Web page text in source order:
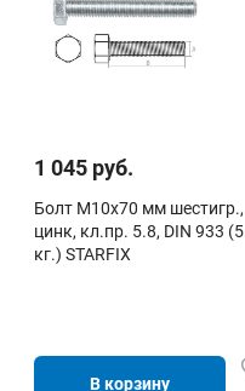
1 045 руб.
Болт М10х70 мм шестигр.,
цинк, кл.пр. 5.8, DIN 933 (5
кг.) STARFIX
В корзину